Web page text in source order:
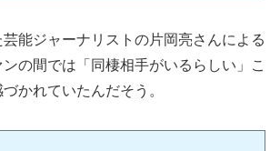
能ジャーナリストの片岡亮さんによる
の間では「同棲相手がいるらしい」こ
かれていたんだそう。